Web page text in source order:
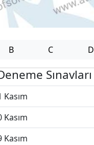
B C D
Sınavları
Kasım
Kasım
Kasım